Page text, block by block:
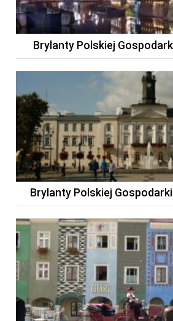
Brylanty Polskiej
Brylanty Polskiej